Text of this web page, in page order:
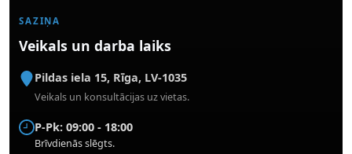
SAZIŅA
Veikals un darba laiks
Pildas iela 15, Rīga, LV-1035
Veikals un konsultācijas uz vietas.
P-Pk: 09:00 - 18:00
Brīvdienās slēgts.